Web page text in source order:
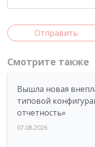
Отправить
Смотрите также
Вышла новая
типовой
отчетность»
07.08.2026